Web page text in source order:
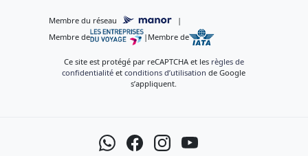
Membre du réseau
|
Membre de
| Membre de
Ce site est protégé par reCAPTCHA et les règles de
confidentialité etconditions d’utilisation de Google
s’appliquent.